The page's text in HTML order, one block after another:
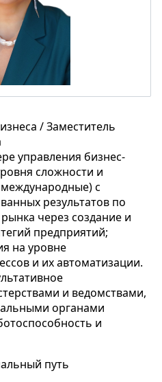
/ Заместитель
управления бизнес-
сложности и
с
результатов по
через создание и
предприятий;
на уровне
и их автоматизации.
и ведомствами,
органами
и
путь